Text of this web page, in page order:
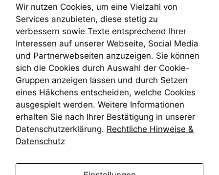
Teilungsklage
Venezuela
VRK
Wiederherstellungsanordnung
Zivilprozessordnung
ZPO
Zustellfiktion
Zuständigkeit
Öffentliches Personalrecht
Öffentlichkeitsprinzip
Wir nutzen Cookies, um eine Vielzahl von
Services anzubieten, diese stetig zu
verbessern sowie Texte entsprechend Ihrer
Interessen auf unserer Webseite, Social Media
und Partnerwebseiten anzuzeigen. Sie können
sich die Cookies durch Auswahl der Cookie-
Gruppen anzeigen lassen und durch Setzen
eines Häkchens entscheiden, welche Cookies
ausgespielt werden. Weitere Informationen
erhalten Sie nach Ihrer Bestätigung in unserer
Datenschutzerklärung. Rechtliche Hinweise &
Datenschutz